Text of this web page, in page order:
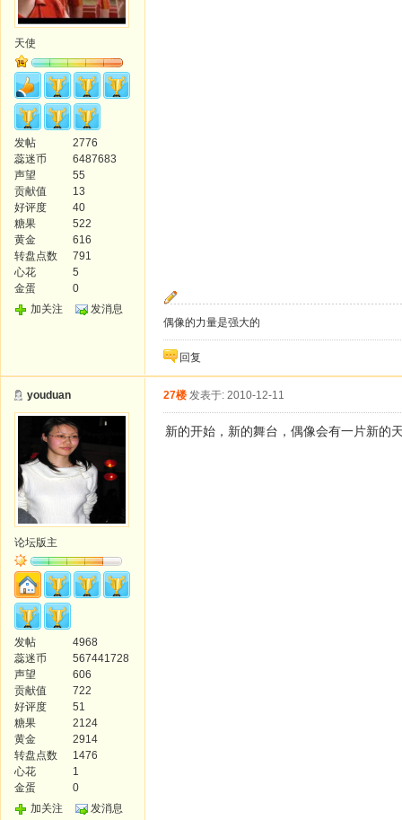
天使
发帖
2776
蕊迷币
6487683
声望
55
贡献值
13
好评度
40
糖果
522
黄金
616
转盘点数
791
心花
5
金蛋
0
加关注
发消息
偶像的力量是强大的
回复
youduan
论坛版主
发帖
4968
蕊迷币
567441728
声望
606
贡献值
722
好评度
51
糖果
2124
黄金
2914
转盘点数
1476
心花
1
金蛋
0
加关注
发消息
27楼 发表于: 2010-12-11
新的开始，新的舞台，偶像会有一片新的